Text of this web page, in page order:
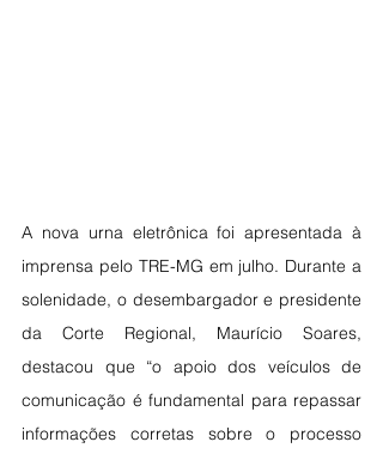
A nova urna eletrônica foi apresentada à
imprensa pelo TRE-MG em julho. Durante a
solenidade, o desembargador e presidente
da Corte Regional, Maurício Soares,
destacou que “o apoio dos veículos de
comunicação é fundamental para repassar
informações corretas sobre o processo